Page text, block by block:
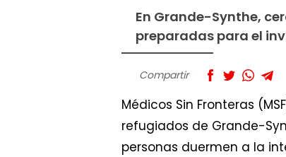
En Grande-Synthe,
preparadas para el
Compartir
Médicos Sin Fronteras
refugiados de Grande-
personas duermen a la